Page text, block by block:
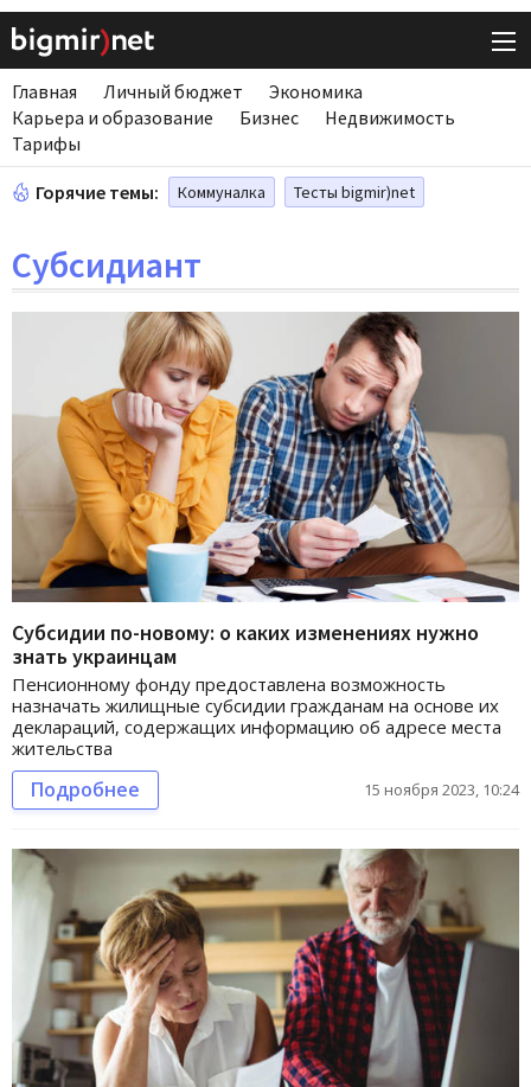
Главная Личный бюджет
Экономика
Карьера и образование
Бизнес
Недвижимость
Тарифы
Горячие темы: Коммуналка Тесты bigmir)net
Субсидиант
Субсидии по-новому: о каких изменениях нужно
знать украинцам
Пенсионному фонду предоставлена возможность
назначать жилищные субсидии гражданам на основе их
деклараций, содержащих информацию об адресе места
жительства
Подробнее 15 ноября 2023, 10:24